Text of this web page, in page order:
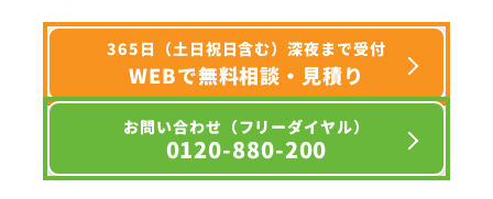
365日（土日祝日含む）深夜まで受付
WEBで無料相談・見積り
お問い合わせ（フリーダイヤル）
0120-880-200